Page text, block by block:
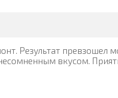
Результат превзошел
вкусом.